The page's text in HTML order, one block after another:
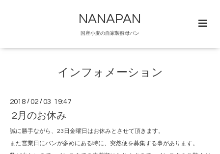
NANAPAN
国産小麦の自家製酵母パン
インフォメーション
2018 /02 /03 19:47
2月のお休み
誠に勝手ながら、23日金曜日はお休みとさせて頂きます。
また営業日にパンが多めにある時に、突然便を募集する事があります。